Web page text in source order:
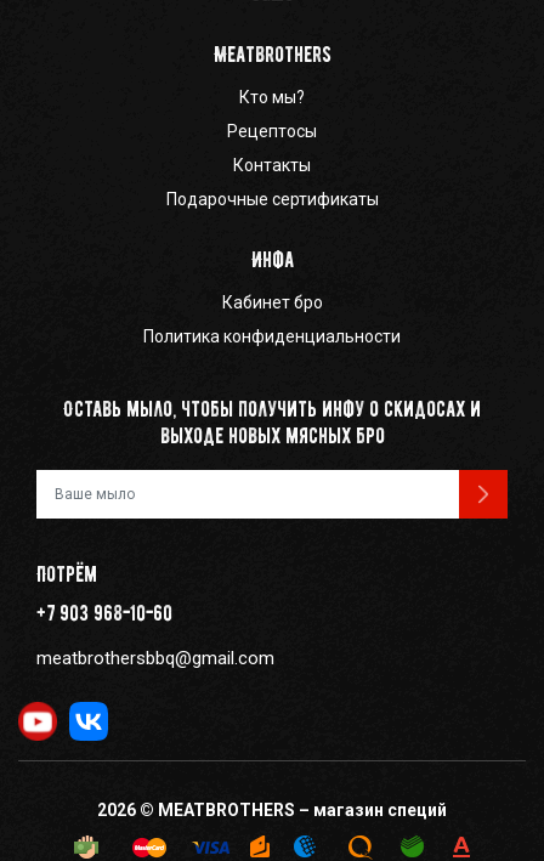
Meatbrothers
Кто мы?
Рецептосы
Контакты
Подарочные сертификаты
Инфа
Кабинет бро
Политика конфиденциальности
Оставь мыло, чтобы получить инфу о скидосах и
выходе новых мясных бро
Потрём
+7 903 968-10-60
meatbrothersbbq@gmail.com
2026 © MEATBROTHERS – магазин специй